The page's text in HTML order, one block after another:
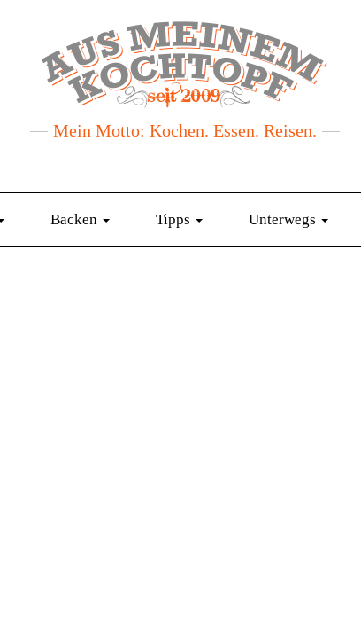
Mein Motto: Kochen. Essen. Reisen.
Backen Tipps Unterwegs